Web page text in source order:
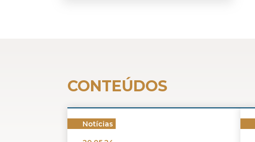
CONTEÚDOS
Notícias